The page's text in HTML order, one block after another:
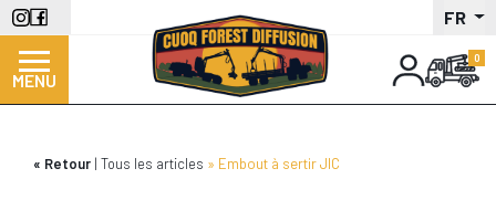
Aller
au
contenu
principal
FR
MENU
Retour Tous les articles Embout à sertir JIC